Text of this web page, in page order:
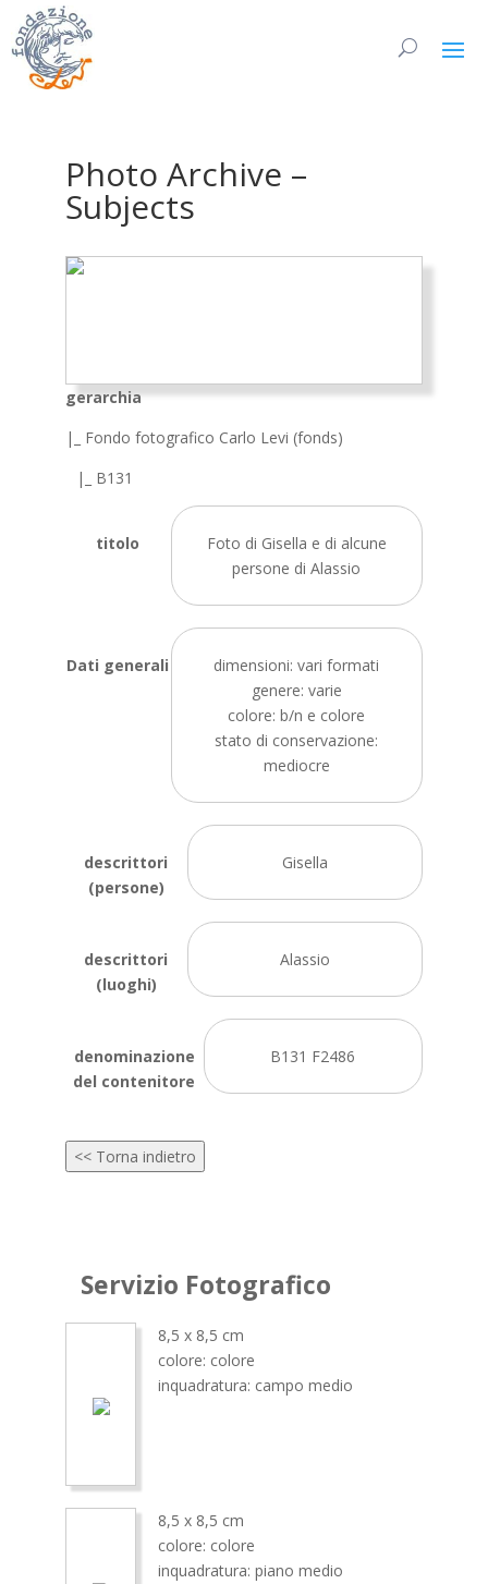
Photo Archive –
Subjects
gerarchia
|_ Fondo fotografico Carlo Levi (fonds)
|_ B131
titolo
Foto di Gisella e di alcune
persone di Alassio
Dati generali
dimensioni: vari formati
genere: varie
colore: b/n e colore
stato di conservazione:
mediocre
descrittori
(persone)
Gisella
descrittori
(luoghi)
Alassio
denominazione
del contenitore
B131 F2486
<< Torna indietro
Servizio Fotografico
8,5 x 8,5 cm
colore: colore
inquadratura: campo medio
8,5 x 8,5 cm
colore: colore
inquadratura: piano medio